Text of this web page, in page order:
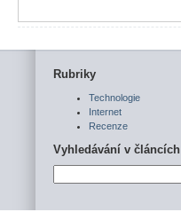
Rubriky
Technologie
Internet
Recenze
Vyhledávání v článcích